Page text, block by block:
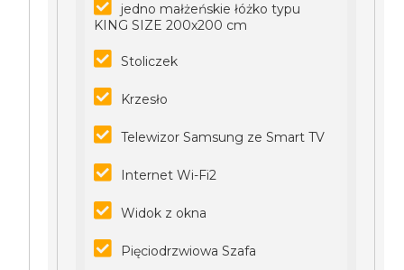
jedno małżeńskie łóżko typu
KING SIZE 200x200 cm
Stoliczek
Krzesło
Telewizor Samsung ze Smart TV
Internet Wi-Fi2
Widok z okna
Pięciodrzwiowa Szafa